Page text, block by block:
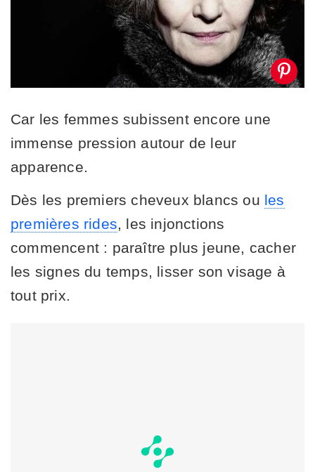
Car les femmes subissent encore une
immense pression autour de leur
apparence.
Dès les premiers cheveux blancs ou les
premières rides, les injonctions
commencent : paraître plus jeune, cacher
les signes du temps, lisser son visage à
tout prix.